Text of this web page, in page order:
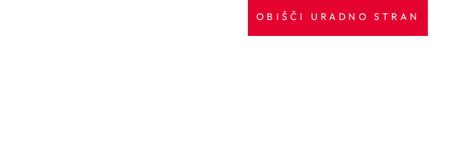
OBIŠČI URADNO STRAN